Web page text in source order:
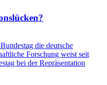
die deutsche
Forschung weist seit
bei der Repräsentation